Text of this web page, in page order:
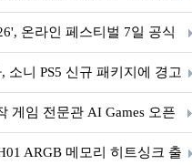
온라인 페스티벌 7일 공식
소니 PS5 신규 패키지에 경고
게임 전문관 AI Games 오픈
ARGB 메모리 히트싱크 출